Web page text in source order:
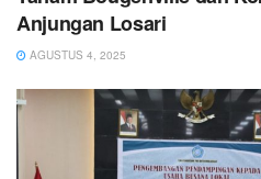
Anjungan Losari
AGUSTUS 4, 2025